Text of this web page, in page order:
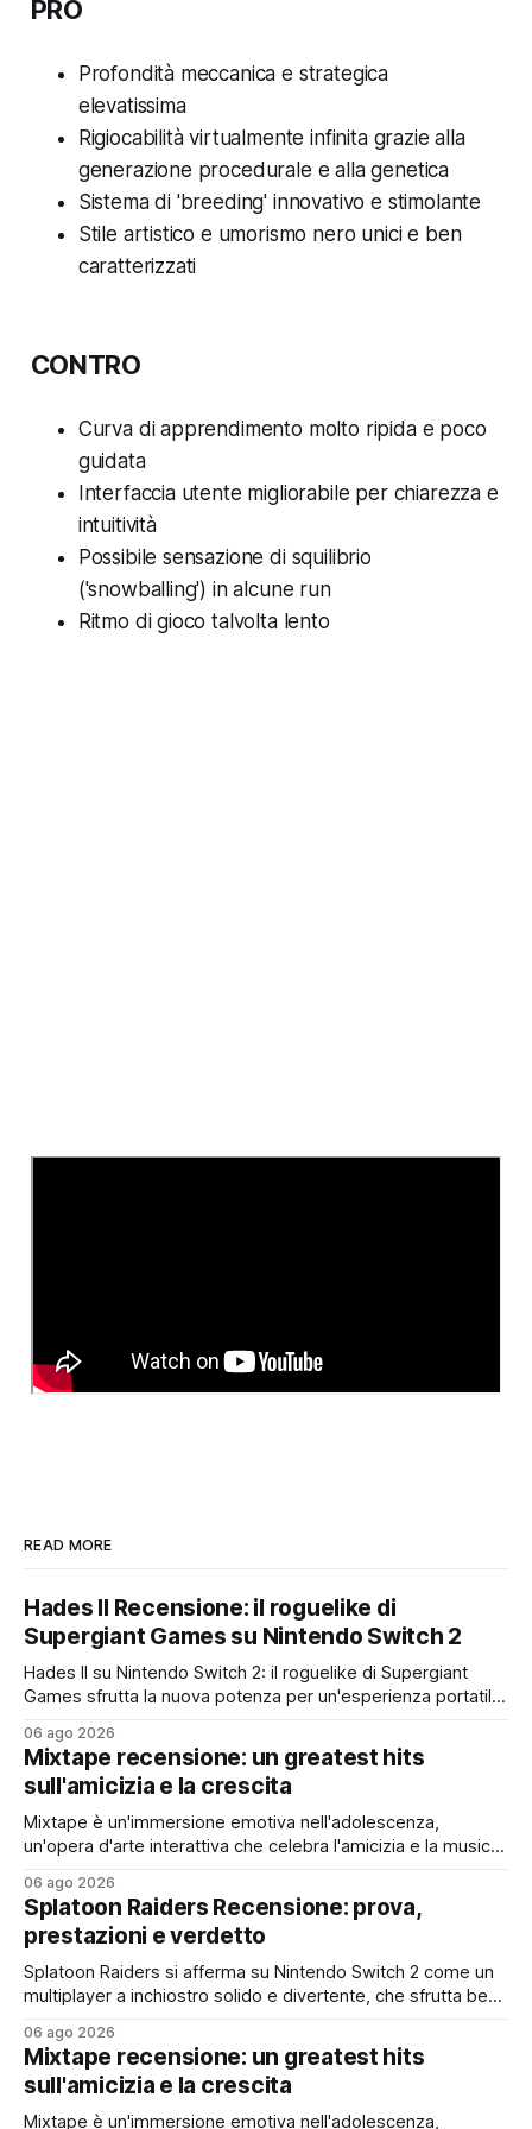
PRO
Profondità meccanica e strategica
elevatissima
Rigiocabilità virtualmente infinita grazie alla
generazione procedurale e alla genetica
Sistema di 'breeding' innovativo e stimolante
Stile artistico e umorismo nero unici e ben
caratterizzati
CONTRO
Curva di apprendimento molto ripida e poco
guidata
Interfaccia utente migliorabile per chiarezza e
intuitività
Possibile sensazione di squilibrio
('snowballing') in alcune run
Ritmo di gioco talvolta lento
READ MORE
Hades II Recensione: il roguelike di
Supergiant Games su Nintendo Switch 2
Hades II su Nintendo Switch 2: il roguelike di Supergiant
Games sfrutta la nuova potenza per un'esperienza portatile
06 ago 2026
Mixtape recensione: un greatest hits
sull'amicizia e la crescita
Mixtape è un'immersione emotiva nell'adolescenza,
un'opera d'arte interattiva che celebra l'amicizia e la musica
06 ago 2026
Splatoon Raiders Recensione: prova,
prestazioni e verdetto
Splatoon Raiders si afferma su Nintendo Switch 2 come un
multiplayer a inchiostro solido e divertente, che sfrutta bene
con qualche limite nei contenuti
06 ago 2026
Mixtape recensione: un greatest hits
sull'amicizia e la crescita
Mixtape è un'immersione emotiva nell'adolescenza,